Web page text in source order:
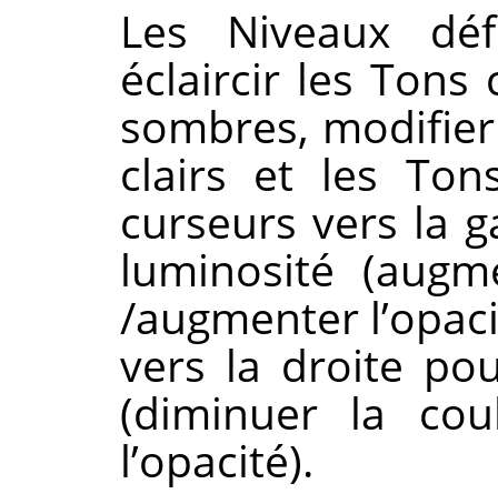
Les Niveaux
éclaircir les Tons
sombres,
clairs et les
curseurs vers la
luminosité
/augmenter
vers la droite
(diminuer la
l’opacité).